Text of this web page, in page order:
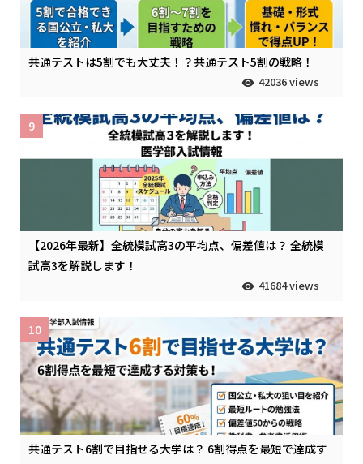
共通テストは5割でも大丈夫！？共通テスト5割の戦略！
42036 views
【2026年最新】全統模試高3の平均点、偏差値は？ 全統模
試高3を解説します！
41684 views
9
共通テスト6割で目指せる大学は？ 6割得点を最短で達成す
10